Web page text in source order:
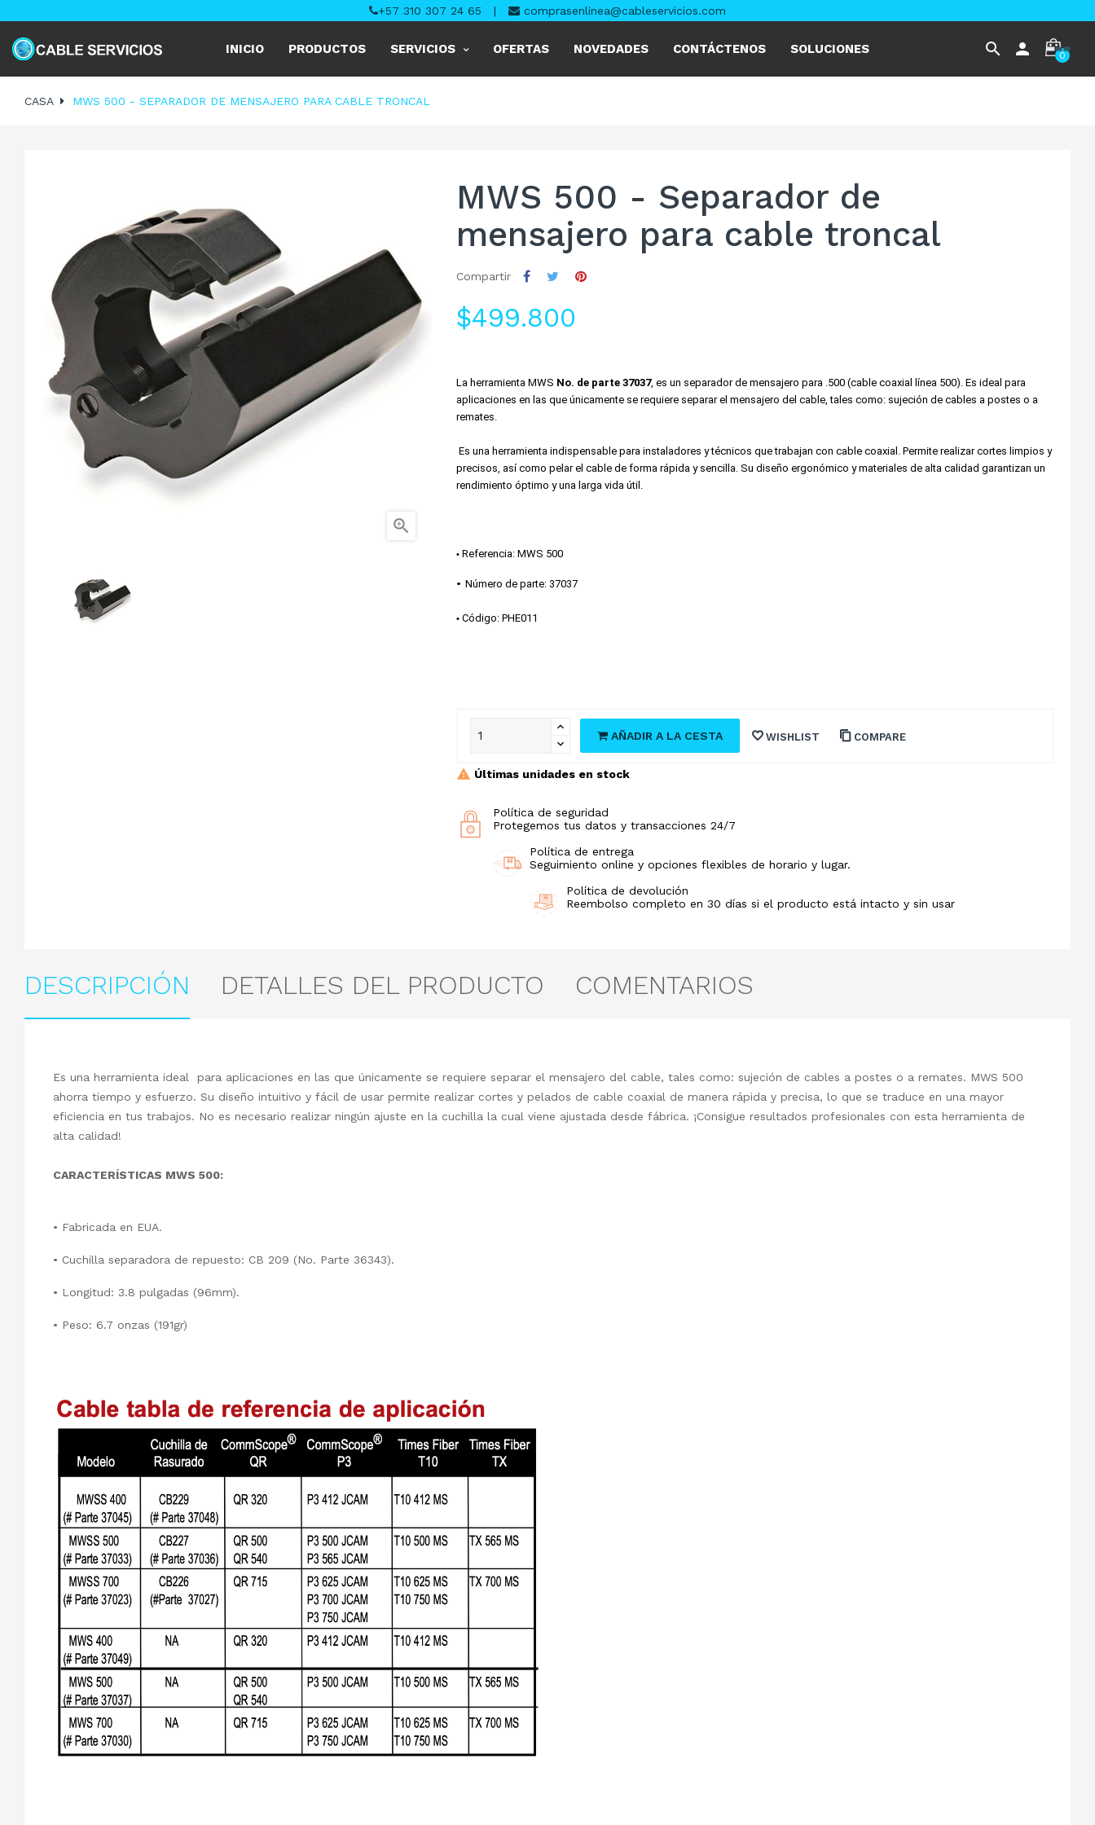
+57 310 307 24 65 | comprasenlinea@cableservicios.com
INICIO PRODUCTOS SERVICIOS OFERTAS NOVEDADES CONTÁCTENOS SOLUCIONES search person 0
CASA MWS 500 - SEPARADOR DE MENSAJERO PARA CABLE TRONCAL

MWS 500 - Separador de
mensajero para cable troncal
Compartir
$499.800
La herramienta MWS No. de parte 37037, es un separador de mensajero para .500 (cable coaxial línea 500). Es ideal para
aplicaciones en las que únicamente se requiere separar el mensajero del cable, tales como: sujeción de cables a postes o a
remates.
precisos, así como pelar el cable de forma rápida y sencilla. Su diseño ergonómico y materiales de alta calidad garantizan un
rendimiento óptimo y una larga vida útil.
• Referencia: MWS 500
• Número de parte: 37037
• Código: PHE011
AÑADIR A LA CESTA WISHLIST COMPARE
Últimas unidades en stock
Política de seguridad
Protegemos tus datos y transacciones 24/7
Política de entrega
Seguimiento online y opciones flexibles de horario y lugar.
Política de devolución
Reembolso completo en 30 días si el producto está intacto y sin usar
DESCRIPCIÓN DETALLES DEL PRODUCTO COMENTARIOS
Es una herramienta ideal para aplicaciones en las que únicamente se requiere separar el mensajero del cable, tales como: sujeción de cables a postes o a remates. MWS 500
ahorra tiempo y esfuerzo. Su diseño intuitivo y fácil de usar permite realizar cortes y pelados de cable coaxial de manera rápida y precisa, lo que se traduce en una mayor
eficiencia en tus trabajos. No es necesario realizar ningún ajuste en la cuchilla la cual viene ajustada desde fábrica. ¡Consigue resultados profesionales con esta herramienta de
alta calidad!
CARACTERÍSTICAS MWS 500:
• Fabricada en EUA.
• Cuchilla separadora de repuesto: CB 209 (No. Parte 36343).
• Longitud: 3.8 pulgadas (96mm).
• Peso: 6.7 onzas (191gr)